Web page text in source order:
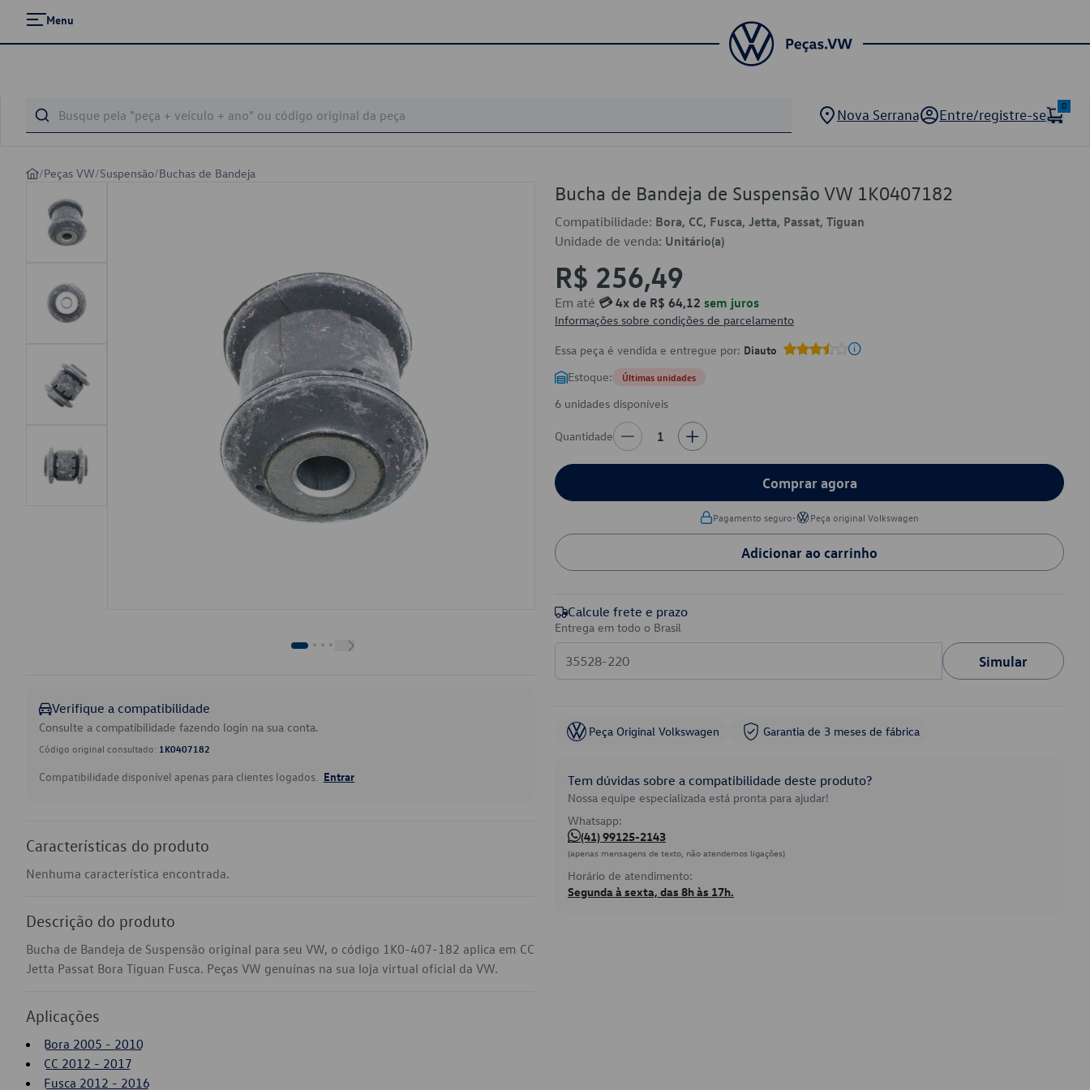
Menu
Nova Serrana Entre/registre-se
0
/Peças VW/Suspensão/Buchas de Bandeja
Verifique a compatibilidade
Consulte a compatibilidade fazendo login na sua conta.
Código original consultado: 1K0407182
Compatibilidade disponível apenas para clientes logados. Entrar
Características do produto
Nenhuma característica encontrada.
Descrição do produto
Bucha de Bandeja de Suspensão original para seu VW, o código 1K0-407-182 aplica em CC
Jetta Passat Bora Tiguan Fusca. Peças VW genuínas na sua loja virtual oficial da VW.
Aplicações
Bora 2005 - 2010
CC 2012 - 2017
Fusca 2012 - 2016
Bucha de Bandeja de Suspensão VW 1K0407182
Compatibilidade: Bora, CC, Fusca, Jetta, Passat, Tiguan
Unidade de venda: Unitário(a)
R$ 256,49
Em até 💳 4x de R$ 64,12 sem juros
Informações sobre condições de parcelamento
Essa peça é vendida e entregue por: Diauto
Estoque: Últimas unidades
6 unidades disponíveis
Quantidade 1
Comprar agora
Pagamento seguro• Peça original Volkswagen
Adicionar ao carrinho
Calcule frete e prazo
Entrega em todo o Brasil
Simular
Peça Original Volkswagen Garantia de 3 meses de fábrica
Tem dúvidas sobre a compatibilidade deste produto?
Nossa equipe especializada está pronta para ajudar!
Whatsapp:
(41) 99125-2143
(apenas mensagens de texto, não atendemos ligações)
Horário de atendimento:
Segunda à sexta, das 8h às 17h.